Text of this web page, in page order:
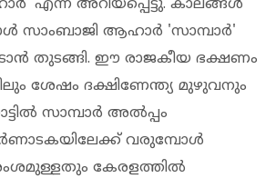
എന്ന് അറിയപ്പെട്ടു. കാലങ്ങള്‍
സാംബാജി ആഹാര്‍ 'സാമ്പാര്‍'
തുടങ്ങി. ഈ രാജകീയ ഭക്ഷണം
ശേഷം ദക്ഷിണേന്ത്യ മുഴുവനും
സാമ്പാര്‍ അല്‍പ്പം
വരുമ്പോള്‍
കേരളത്തില്‍